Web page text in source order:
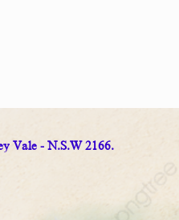
Vale - N.S.W 2166.